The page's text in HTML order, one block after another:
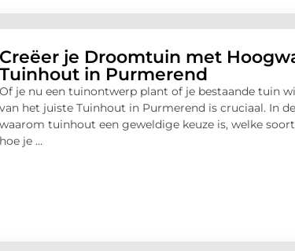
Creëer je Droomtuin met
Tuinhout in Purmerend
Of je nu een tuinontwerp plant of je bestaande tuin
van het juiste Tuinhout in Purmerend is cruciaal. In
waarom tuinhout een geweldige keuze is, welke
hoe je ...